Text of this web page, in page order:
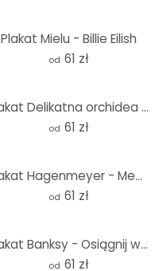
Plakat Mielu - Billie Eilish
od 61 zł
Plakat Delikatna orchidea w kolorze fioletowym - Treechild
od 61 zł
Plakat Hagenmeyer - Meerkat
od 61 zł
Plakat Banksy - Osiągnij wielkość
od 61 zł